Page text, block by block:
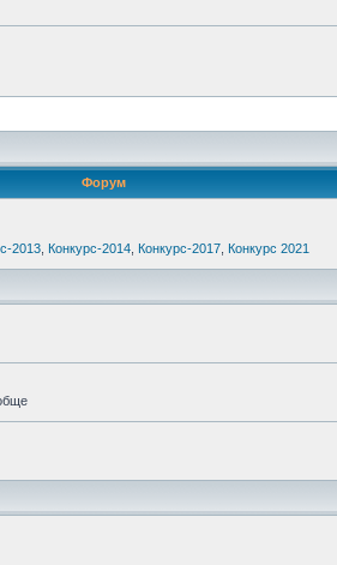
Форум
2013 Конкурс-2014 Конкурс-2017 Конкурс 2021